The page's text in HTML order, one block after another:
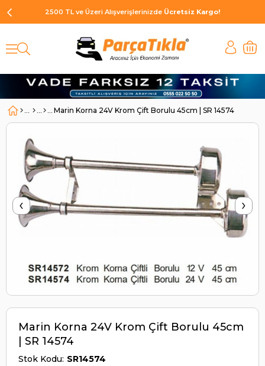
2500 TL ve Üzeri Alışverişlerinizde Ücretsiz Kargo!
Marin Korna 24V Krom Çift Borulu 45cm | SR 14574
‹ ›
Marin Korna 24V Krom Çift Borulu 45cm
| SR 14574
Stok Kodu SR14574